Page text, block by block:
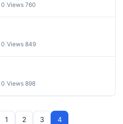
0 Views 760
0 Views 849
0 Views 898
1 2 3 4